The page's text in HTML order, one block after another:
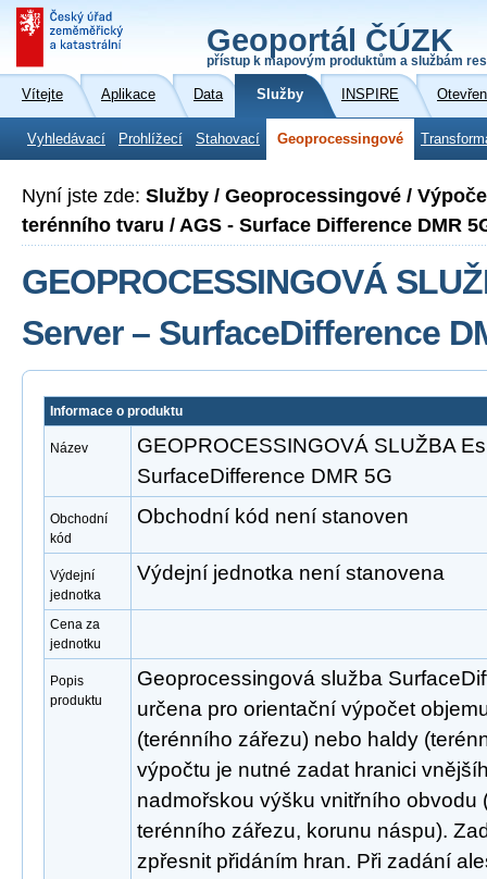
Geoportál ČÚZK
přístup k mapovým produktům a službám
Vítejte Aplikace Data Služby INSPIRE
Vyhledávací Prohlížecí Stahovací Geoprocessingové
Nyní jste zde: Služby / Geoprocessingové /
terénního tvaru / AGS - Surface Difference DMR
GEOPROCESSINGOVÁ
Server – SurfaceDifference
Informace o produktu
Název
GEOPROCESSINGOVÁ SLUŽBA
SurfaceDifference DMR 5G
Obchodní
kód
Obchodní kód není stanoven
Výdejní
jednotka
Výdejní jednotka není stanovena
Cena za
jednotku
Popis
produktu
Geoprocessingová služba
určena pro orientační výpočet
(terénního zářezu) nebo haldy
výpočtu je nutné zadat hranici
nadmořskou výšku vnitřního obvodu
terénního zářezu, korunu náspu).
zpřesnit přidáním hran. Při zadání